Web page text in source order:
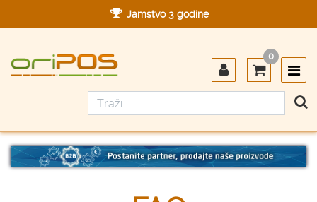
Jamstvo 3 godine
Designed in Germany
Made in Germany
0